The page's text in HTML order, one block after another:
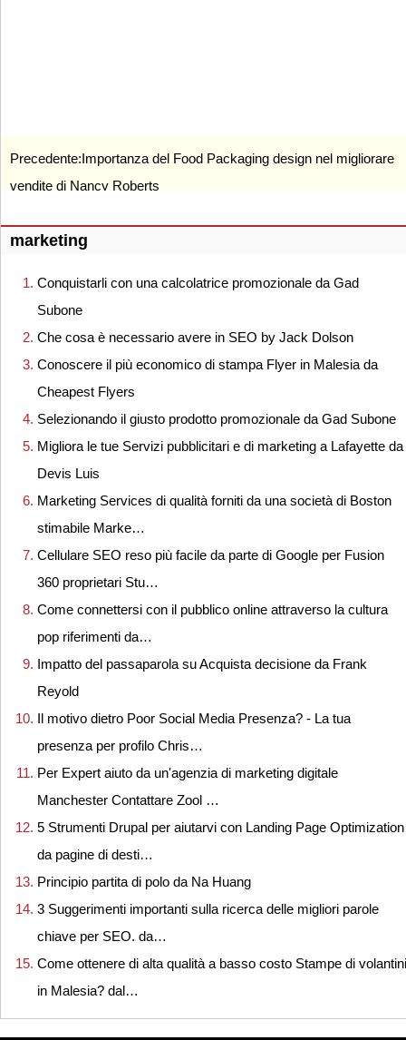
Precedente:Importanza del Food Packaging design nel migliorare
vendite di Nancy Roberts
marketing
Conquistarli con una calcolatrice promozionale da Gad
Subone
Che cosa è necessario avere in SEO by Jack Dolson
Conoscere il più economico di stampa Flyer in Malesia da
Cheapest Flyers
Selezionando il giusto prodotto promozionale da Gad Subone
Migliora le tue Servizi pubblicitari e di marketing a Lafayette da
Devis Luis
Marketing Services di qualità forniti da una società di Boston
stimabile Marke…
Cellulare SEO reso più facile da parte di Google per Fusion
360 proprietari Stu…
Come connettersi con il pubblico online attraverso la cultura
pop riferimenti da…
Impatto del passaparola su Acquista decisione da Frank
Reyold
Il motivo dietro Poor Social Media Presenza? - La tua
presenza per profilo Chris…
Per Expert aiuto da un'agenzia di marketing digitale
Manchester Contattare Zool …
5 Strumenti Drupal per aiutarvi con Landing Page Optimization
da pagine di desti…
Principio partita di polo da Na Huang
3 Suggerimenti importanti sulla ricerca delle migliori parole
chiave per SEO. da…
Come ottenere di alta qualità a basso costo Stampe di volantini
in Malesia? dal…